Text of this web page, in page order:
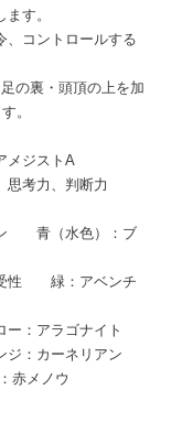
す。
、コントロールする
の裏・頭頂の上を加
。
ジストA
、思考力、判断力
ン 青（水色）：ブ
受性 緑：アベンチ
：アラゴナイト
：カーネリアン
赤メノウ